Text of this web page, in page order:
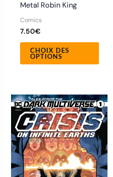
Metal Robin King
Comics
7.50€
CHOIX DES
OPTIONS
Ce
a
Les